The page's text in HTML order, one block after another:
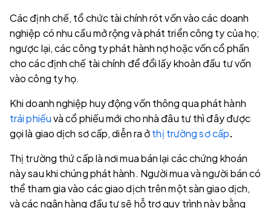
Các định chế, tổ chức tài chính rót vốn vào các doanh
nghiệp có nhu cầu mở rộng và phát triển công ty của họ;
ngược lại, các công ty phát hành nợ hoặc vốn cổ phần
cho các định chế tài chính để đổi lấy khoản đầu tư vốn
vào công ty họ.
Khi doanh nghiệp huy động vốn thông qua phát hành
trái phiếuvà cổ phiếu mới cho nhà đâu tư thì đây được
gọi là giao dịch sơ cấp, diễn ra ởthị trường sơ cấp.
Thị trường thứ cấp là nơi mua bán lại các chứng khoán
này sau khi chúng phát hành. Người mua và người bán có
thể tham gia vào các giao dịch trên một sàn giao dịch,
và các ngân hàng đầu tư sẽ hỗ trợ quy trình này bằng